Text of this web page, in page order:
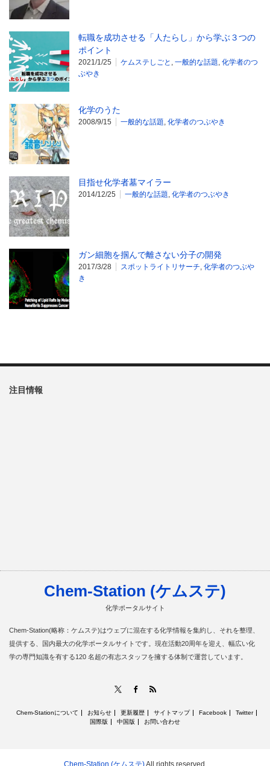
転職を成功させる「人たらし」から学ぶ３つの
ポイント
2021/1/25 ケムステしごと , 一般的な話題, 化学者のつ
ぶやき
化学のうた
2008/9/15 一般的な話題, 化学者のつぶやき
目指せ化学者墓マイラー
2014/12/25 一般的な話題, 化学者のつぶやき
ガン細胞を掴んで離さない分子の開発
2017/3/28 スポットライトリサーチ, 化学者のつぶや
き
注目情報
Chem-Station (ケムステ)
化学ポータルサイト
Chem-Station(略称：ケムステ)はウェブに混在する化学情報を集約し、それを整理、
提供する、国内最大の化学ポータルサイトです。現在活動20周年を迎え、幅広い化
学の専門知識を有する120 名超の有志スタッフを擁する体制で運営しています。
Facebook
Chem-Stationについて お知らせ 更新履歴 サイトマップ Facebook
Twitter
国際版
中国版 お問い合わせ